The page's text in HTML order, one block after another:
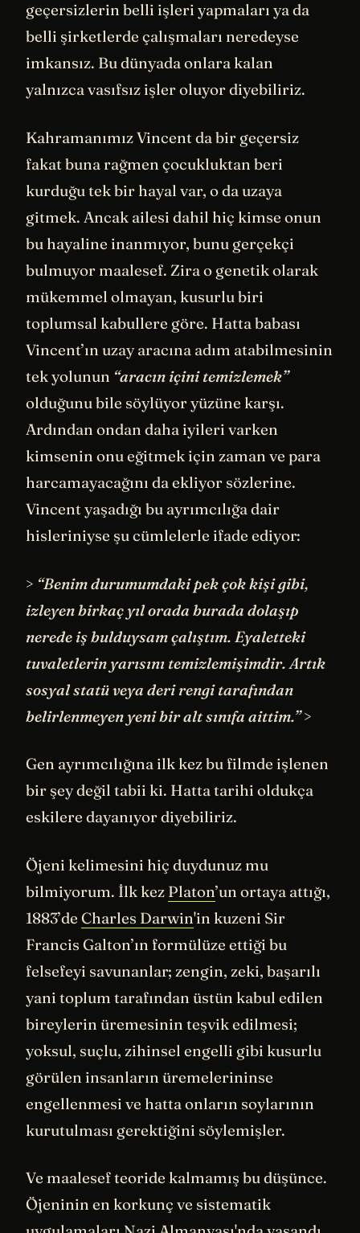
geçersizlerin belli işleri yapmaları ya da
belli şirketlerde çalışmaları neredeyse
imkansız. Bu dünyada onlara kalan
yalnızca vasıfsız işler oluyor diyebiliriz.
Kahramanımız Vincent da bir geçersiz
fakat buna rağmen çocukluktan beri
kurduğu tek bir hayal var, o da uzaya
gitmek. Ancak ailesi dahil hiç kimse onun
bu hayaline inanmıyor, bunu gerçekçi
bulmuyor maalesef. Zira o genetik olarak
mükemmel olmayan, kusurlu biri
toplumsal kabullere göre. Hatta babası
Vincent’ın uzay aracına adım atabilmesinin
tek yolunun “aracın içini temizlemek”
olduğunu bile söylüyor yüzüne karşı.
Ardından ondan daha iyileri varken
kimsenin onu eğitmek için zaman ve para
harcamayacağını da ekliyor sözlerine.
Vincent yaşadığı bu ayrımcılığa dair
hisleriniyse şu cümlelerle ifade ediyor:
> “Benim durumumdaki pek çok kişi gibi,
izleyen birkaç yıl orada burada dolaşıp
nerede iş bulduysam çalıştım. Eyaletteki
tuvaletlerin yarısını temizlemişimdir. Artık
sosyal statü veya deri rengi tarafından
belirlenmeyen yeni bir alt sınıfa aittim.”>
Gen ayrımcılığına ilk kez bu filmde işlenen
bir şey değil tabii ki. Hatta tarihi oldukça
eskilere dayanıyor diyebiliriz.
Öjeni kelimesini hiç duydunuz mu
bilmiyorum. İlk kez Platon’un ortaya attığı,
1883’de Charles Darwin'in kuzeni Sir
Francis Galton’ın formülüze ettiği bu
felsefeyi savunanlar; zengin, zeki, başarılı
yani toplum tarafından üstün kabul edilen
bireylerin üremesinin teşvik edilmesi;
yoksul, suçlu, zihinsel engelli gibi kusurlu
görülen insanların üremelerininse
engellenmesi ve hatta onların soylarının
kurutulması gerektiğini söylemişler.
Ve maalesef teoride kalmamış bu düşünce.
Öjeninin en korkunç ve sistematik